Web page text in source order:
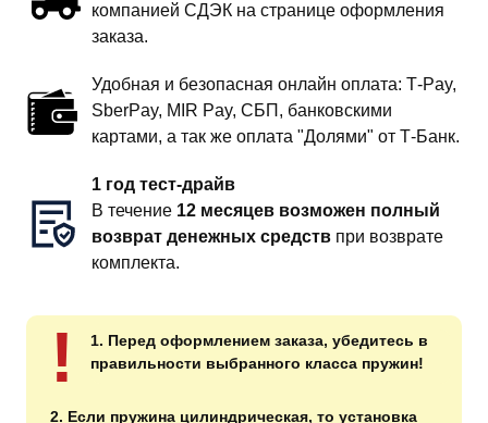
компанией СДЭК на странице оформления
заказа.
Удобная и безопасная онлайн оплата: T‑Pay,
SberPay, MIR Pay, СБП, банковскими
картами, а так же оплата "Долями" от Т-Банк.
1 год тест-драйв
В течение 12 месяцев возможен полный
возврат денежных средств при возврате
комплекта.
!
1. Перед оформлением заказа, убедитесь в
правильности выбранного класса пружин!
2. Если пружина цилиндрическая, то установка